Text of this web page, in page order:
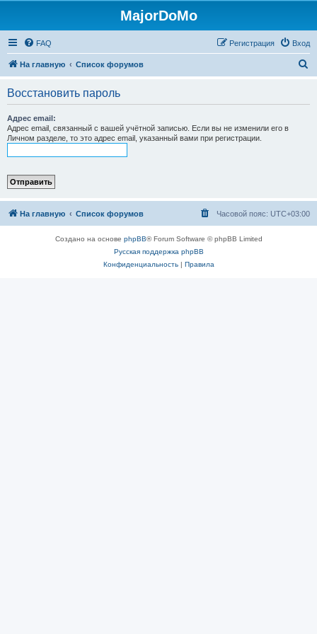
MajorDoMo
FAQ Вход
Регистрация
На главную Список форумов
Восстановить пароль
Адрес email:
Адрес email, связанный с вашей учётной записью. Если вы не изменили его в
Личном разделе, то это адрес email, указанный вами при регистрации.
На главную Список форумов Часовой пояс: UTC+03:00
Создано на основе phpBB® Forum Software © phpBB Limited
Русская поддержка phpBB
Конфиденциальность| Правила